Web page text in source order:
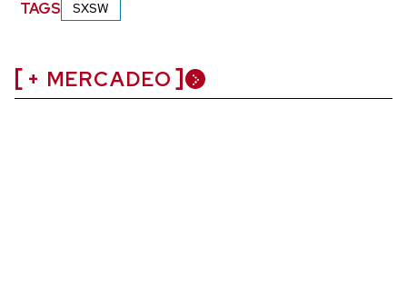
TAGS SXSW
+ MERCADEO